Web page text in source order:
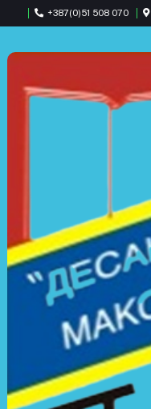
+387(0)51 508 070